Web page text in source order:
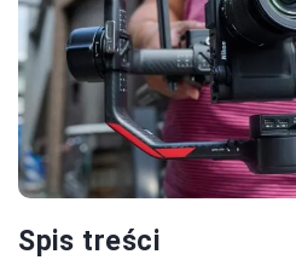
Spis treści